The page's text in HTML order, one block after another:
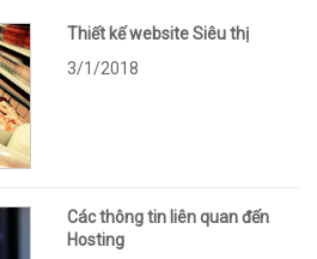
Thiết kế website Siêu thị
3/1/2018
Các thông tin liên quan đến
Hosting